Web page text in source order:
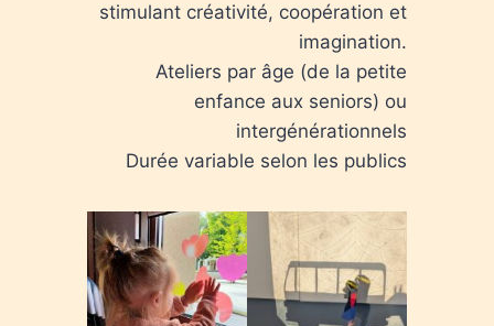
stimulant créativité, coopération et
imagination.
Ateliers par âge (de la petite
enfance aux seniors) ou
intergénérationnels
Durée variable selon les publics